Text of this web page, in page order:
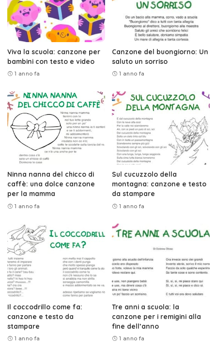
Viva la scuola: canzone per
bambini con testo e video
1 anno fa
Canzone del buongiorno: Un
saluto un sorriso
1 anno fa
Ninna nanna del chicco di
caffè: una dolce canzone
per la mamma
1 anno fa
Sul cucuzzolo della
montagna: canzone e testo
da stampare
1 anno fa
Il coccodrillo come fa:
canzone e testo da
stampare
1 anno fa
Tre anni a scuola: la
canzone per i remigini alla
fine dell’anno
1 anno fa